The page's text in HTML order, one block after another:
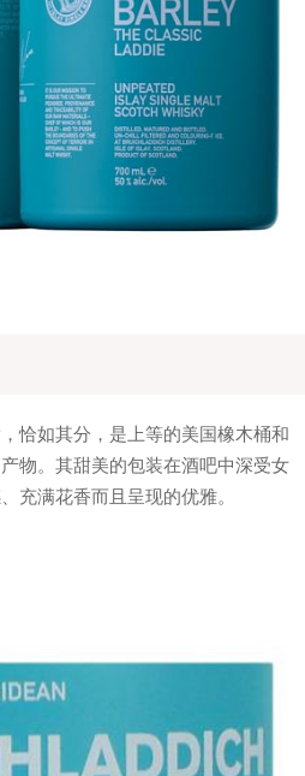
恰如其分，是上等的美国橡木桶和
物。其甜美的包装在酒吧中深受女
充满花香而且呈现的优雅。